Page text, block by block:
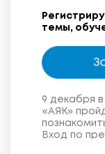
темы,
9 декабря
«АЯК»
Вход по